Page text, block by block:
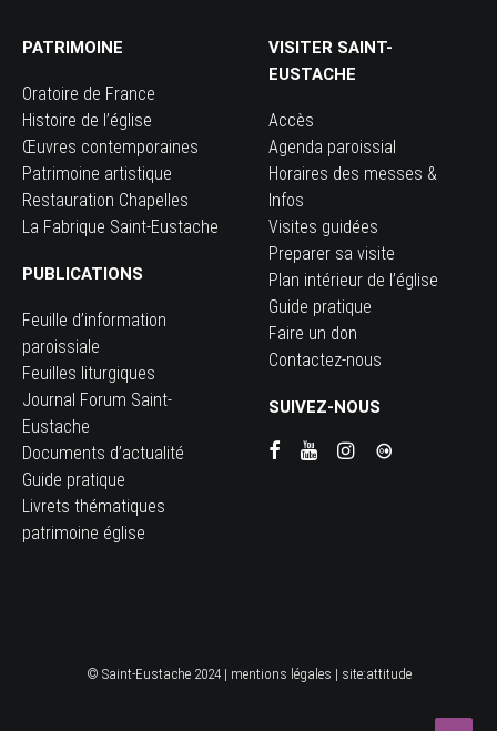
PATRIMOINE
Oratoire de France
Histoire de l’église
Œuvres contemporaines
Patrimoine artistique
Restauration Chapelles
La Fabrique Saint-Eustache
PUBLICATIONS
Feuille d’information
paroissiale
Feuilles liturgiques
Journal Forum Saint-
Eustache
Documents d’actualité
Guide pratique
Livrets thématiques
patrimoine église
VISITER SAINT-
EUSTACHE
Accès
Agenda paroissial
Horaires des messes &
Infos
Visites guidées
Preparer sa visite
Plan intérieur de l’église
Guide pratique
Faire un don
Contactez-nous
SUIVEZ-NOUS
© Saint-Eustache 2024 | mentions légales | site:attitude